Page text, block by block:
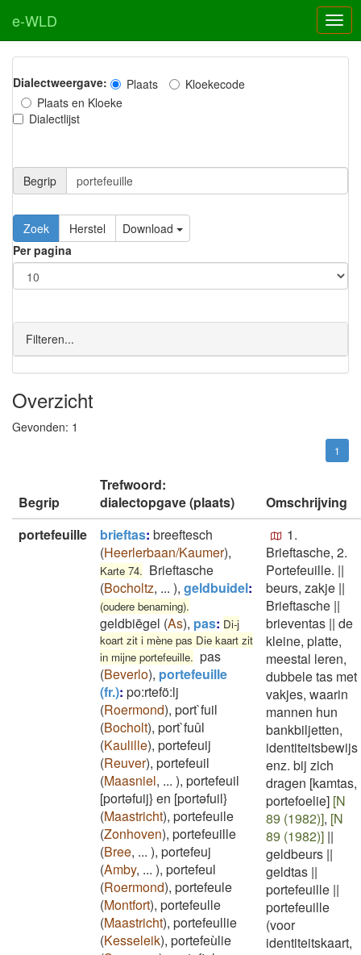
e-WLD
Dialectweergave: Plaats
Kloekecode
Plaats en Kloeke
Dialectlijst
Begrip
Zoek Herstel
Download
Per pagina
Filteren...
Overzicht
Gevonden: 1
1
Begrip
Trefwoord:
dialectopgave (plaats)
Omschrijving
portefeuille
brieftas: breeftesch
(Heerlerbaan/Kaumer),
Karte 74. Brieftasche
(Bocholtz, ... ), geldbuidel:
(oudere benaming).
geldbiēgel (As), pas: Di-j
koart zit i mène pas Die kaart zit
in mijne portefeuille. pas
(Beverlo), portefeuille
(fr.): po:rtefö:lj
(Roermond), port`fuil
(Bocholt), port`fuûl
(Kaulille), portefeuij
(Reuver), portefeuil
(Maasniel, ... ), portefeuil
[portəfuij} en [portəfuil}
(Maastricht), portefeuile
(Zonhoven), portefeuille
(Bree, ... ), portefeuj
(Amby, ... ), portefeul
(Roermond), portefeule
(Montfort), portefeulle
(Maastricht), portefeullie
(Kesseleik), portefeùlie
1.
Brieftasche, 2.
Portefeuille. ||
beurs, zakje ||
Brieftasche ||
brieventas || de
kleine, platte,
meestal leren,
dubbele tas met
vakjes, waarin
mannen hun
bankbiljetten,
identiteitsbewijs
enz. bij zich
dragen [kamtas,
portefoelie] [N
89 (1982)], [N
89 (1982)] ||
geldbeurs ||
geldtas ||
portefeuille ||
portefeuille
(voor
identiteitskaart,